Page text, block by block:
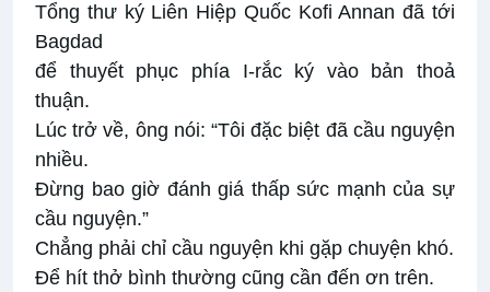
Tổng thư ký Liên Hiệp Quốc Kofi Annan đã tới
Bagdad
để thuyết phục phía I-rắc ký vào bản thoả
thuận.
Lúc trở về, ông nói: “Tôi đặc biệt đã cầu nguyện
nhiều.
Ðừng bao giờ đánh giá thấp sức mạnh của sự
cầu nguyện.”
Chẳng phải chỉ cầu nguyện khi gặp chuyện khó.
Ðể hít thở bình thường cũng cần đến ơn trên.